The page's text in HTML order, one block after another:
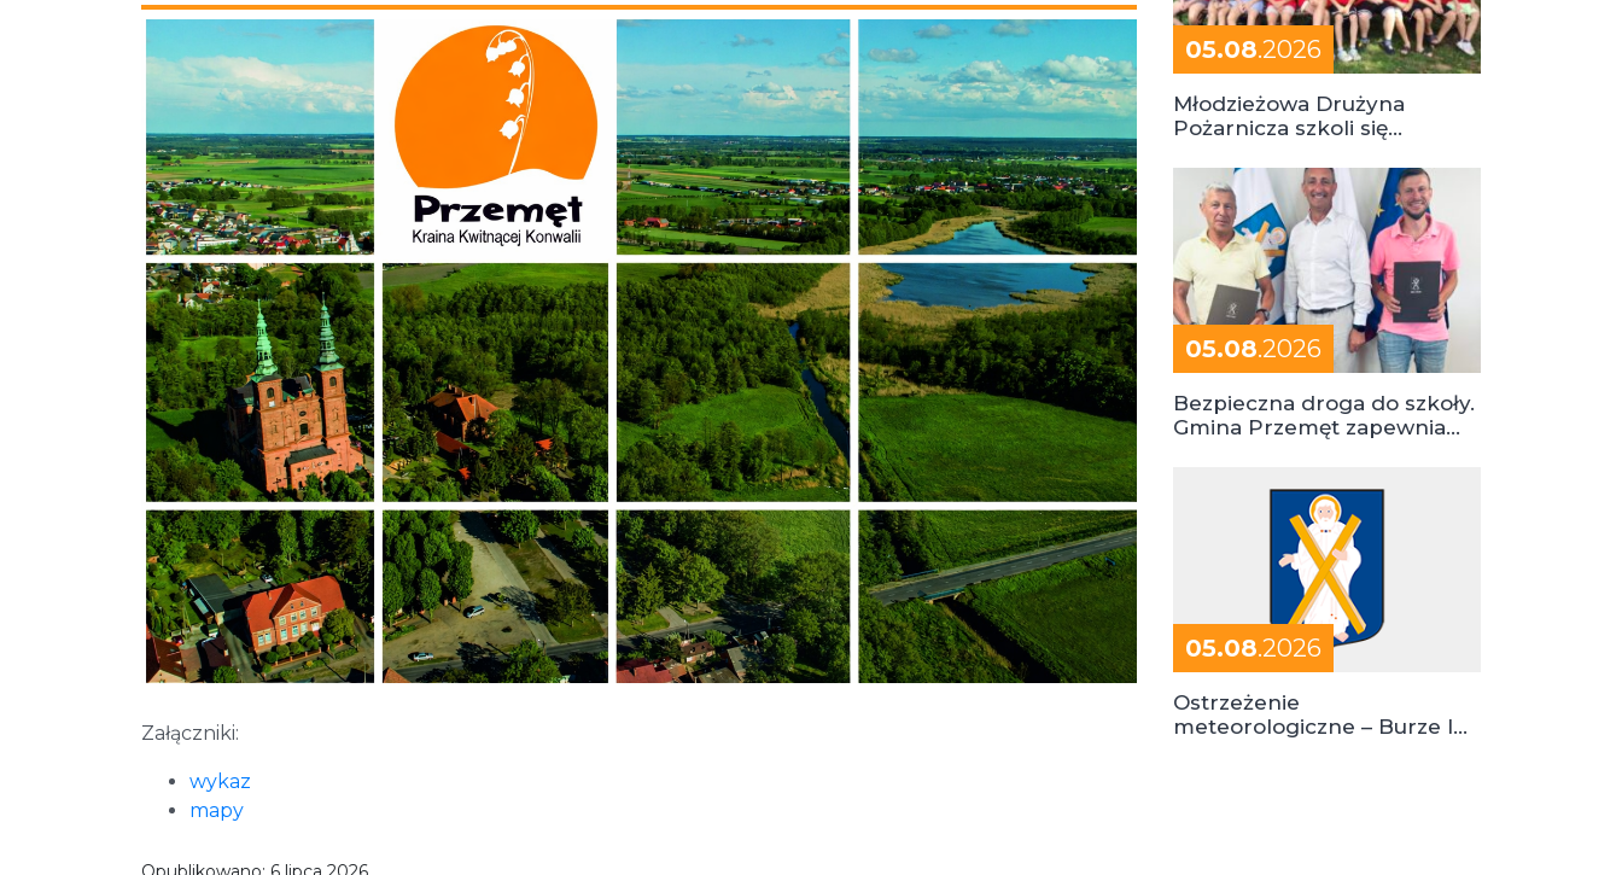
Załączniki:
wykaz
mapy
05.08.2026
Młodzieżowa Drużyna
Pożarnicza szkoli się
05.08.2026
Bezpieczna droga do szkoły.
Gmina Przemęt zapewnia
05.08.2026
Ostrzeżenie
meteorologiczne – Burze I